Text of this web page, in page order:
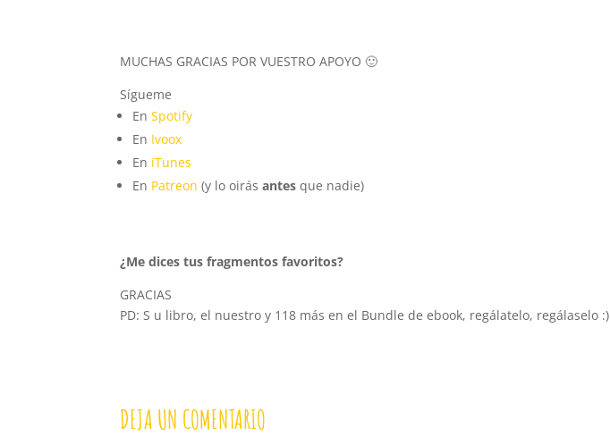
MUCHAS GRACIAS POR VUESTRO APOYO 🙂
Sígueme
EnSpotify
En Ivoox
En iTunes
En Patreon (y lo oirásantes que nadie)
¿Me dices tus fragmentos favoritos?
GRACIAS
PD: S u libro, el nuestro y 118 más en el Bundle de ebook, regálatelo, regálaselo :)⁣
DEJA UN COMENTARIO